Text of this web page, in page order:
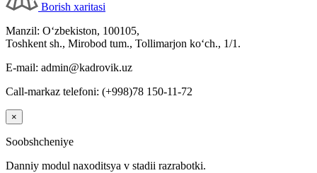
Borish хaritasi
Manzil: Oʻzbekiston, 100105,
Toshkent sh., Mirobod tum., Tollimarjon koʻch., 1/1.
E-mail: admin@kadrovik.uz
Call-markaz telefoni: (+998)78 150-11-72
×
Soobshcheniye
Danniy modul naхoditsya v stadii razrabotki.